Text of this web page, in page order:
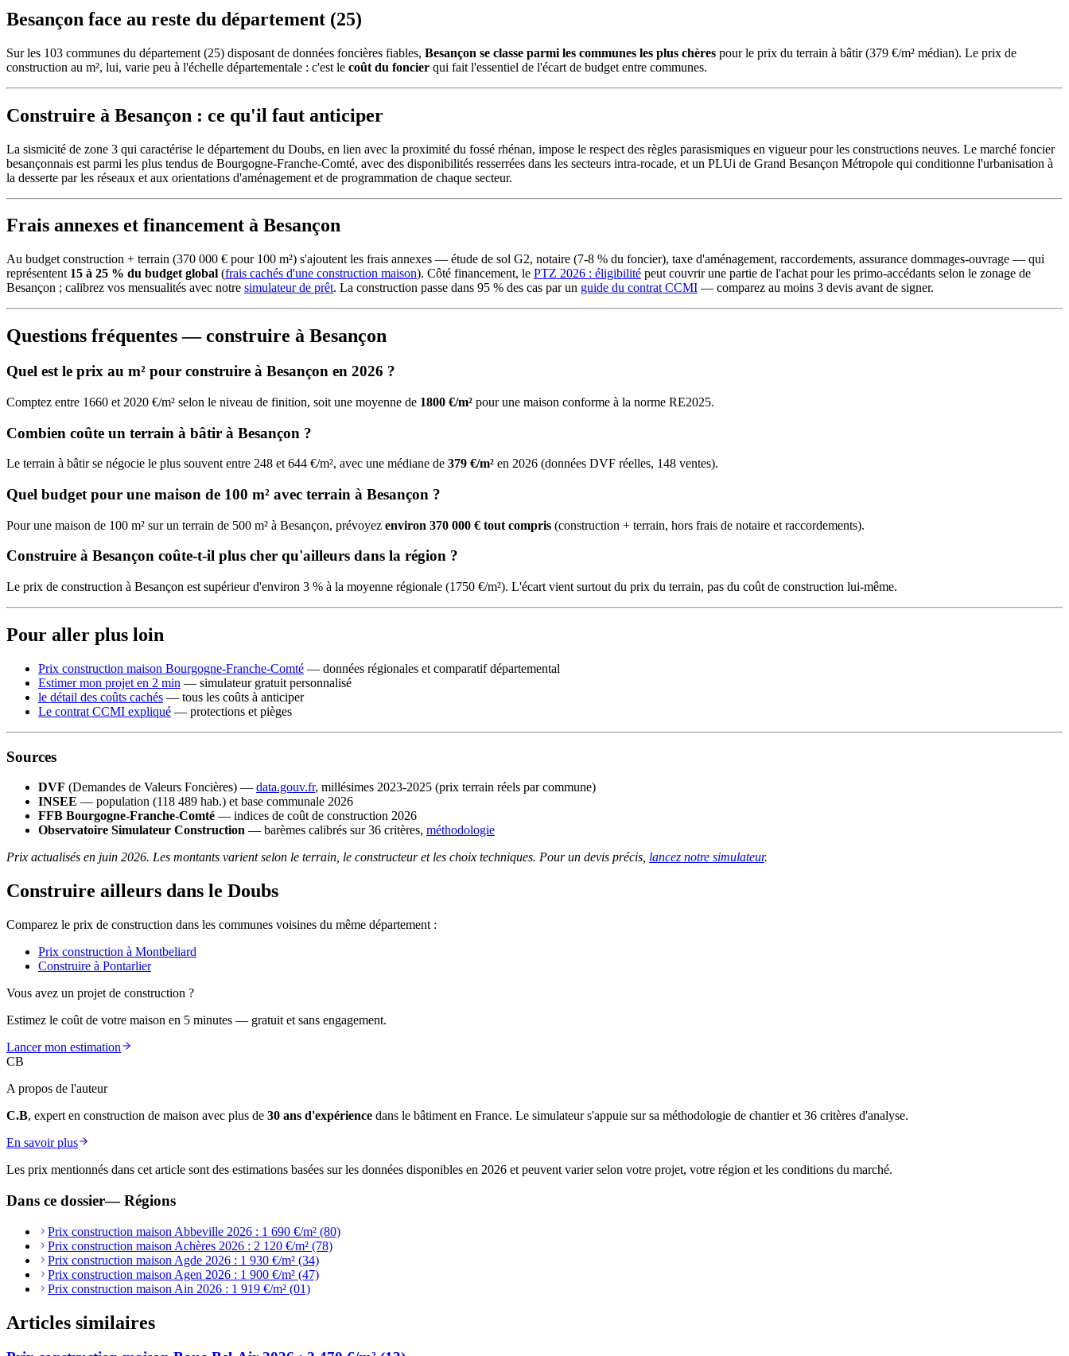
Besançon face au reste du département (25)
Sur les 103 communes du département (25) disposant de données foncières fiables, Besançon se classe parmi les communes les plus chères pour le prix du terrain à bâtir (379 €/m² médian). Le prix de
construction au m², lui, varie peu à l'échelle départementale : c'est le coût du foncier qui fait l'essentiel de l'écart de budget entre communes.
Construire à Besançon : ce qu'il faut anticiper
La sismicité de zone 3 qui caractérise le département du Doubs, en lien avec la proximité du fossé rhénan, impose le respect des règles parasismiques en vigueur pour les constructions neuves. Le marché foncier
besançonnais est parmi les plus tendus de Bourgogne-Franche-Comté, avec des disponibilités resserrées dans les secteurs intra-rocade, et un PLUi de Grand Besançon Métropole qui conditionne l'urbanisation à
la desserte par les réseaux et aux orientations d'aménagement et de programmation de chaque secteur.
Frais annexes et financement à Besançon
Au budget construction + terrain (370 000 € pour 100 m²) s'ajoutent les frais annexes — étude de sol G2, notaire (7-8 % du foncier), taxe d'aménagement, raccordements, assurance dommages-ouvrage — qui
représentent 15 à 25 % du budget global (frais cachés d'une construction maison). Côté financement, le PTZ 2026 : éligibilité peut couvrir une partie de l'achat pour les primo-accédants selon le zonage de
Besançon ; calibrez vos mensualités avec notre simulateur de prêt. La construction passe dans 95 % des cas par un guide du contrat CCMI — comparez au moins 3 devis avant de signer.
Questions fréquentes — construire à Besançon
Quel est le prix au m² pour construire à Besançon en 2026 ?
Comptez entre 1660 et 2020 €/m² selon le niveau de finition, soit une moyenne de 1800 €/m² pour une maison conforme à la norme RE2025.
Combien coûte un terrain à bâtir à Besançon ?
Le terrain à bâtir se négocie le plus souvent entre 248 et 644 €/m², avec une médiane de 379 €/m² en 2026 (données DVF réelles, 148 ventes).
Quel budget pour une maison de 100 m² avec terrain à Besançon ?
Pour une maison de 100 m² sur un terrain de 500 m² à Besançon, prévoyez environ 370 000 € tout compris (construction + terrain, hors frais de notaire et raccordements).
Construire à Besançon coûte-t-il plus cher qu'ailleurs dans la région ?
Le prix de construction à Besançon est supérieur d'environ 3 % à la moyenne régionale (1750 €/m²). L'écart vient surtout du prix du terrain, pas du coût de construction lui-même.
Pour aller plus loin
Prix construction maison Bourgogne-Franche-Comté — données régionales et comparatif départemental
Estimer mon projet en 2 min — simulateur gratuit personnalisé
le détail des coûts cachés — tous les coûts à anticiper
Le contrat CCMI expliqué — protections et pièges
Sources
DVF (Demandes de Valeurs Foncières) — data.gouv.fr, millésimes 2023-2025 (prix terrain réels par commune)
INSEE — population (118 489 hab.) et base communale 2026
FFB Bourgogne-Franche-Comté — indices de coût de construction 2026
Observatoire Simulateur Construction — barèmes calibrés sur 36 critères, méthodologie
Prix actualisés en juin 2026. Les montants varient selon le terrain, le constructeur et les choix techniques. Pour un devis précis, lancez notre simulateur.
Construire ailleurs dans le Doubs
Comparez le prix de construction dans les communes voisines du même département :
Prix construction à Montbeliard
Construire à Pontarlier
Vous avez un projet de construction ?
Estimez le coût de votre maison en 5 minutes — gratuit et sans engagement.
Lancer mon estimation
CB
A propos de l'auteur
C.B, expert en construction de maison avec plus de 30 ans d'expérience dans le bâtiment en France. Le simulateur s'appuie sur sa méthodologie de chantier et 36 critères d'analyse.
En savoir plus
Les prix mentionnés dans cet article sont des estimations basées sur les données disponibles en 2026 et peuvent varier selon votre projet, votre région et les conditions du marché.
Dans ce dossier—Régions
Prix construction maison Abbeville 2026 : 1 690 €/m² (80)
Prix construction maison Achères 2026 : 2 120 €/m² (78)
Prix construction maison Agde 2026 : 1 930 €/m² (34)
Prix construction maison Agen 2026 : 1 900 €/m² (47)
Prix construction maison Ain 2026 : 1 919 €/m² (01)
Articles similaires